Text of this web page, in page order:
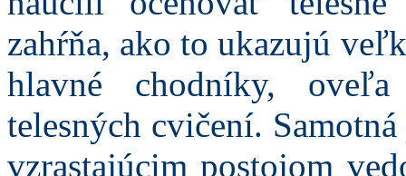
zahŕňa, ako to ukazujú
hlavné chodníky,
telesných cvičení.
vzrastajúcim postojom